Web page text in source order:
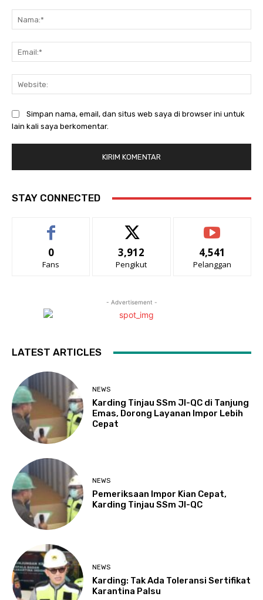
Simpan nama, email, dan situs web saya di browser ini untuk
lain kali saya berkomentar.
STAY CONNECTED
0
Fans
3,912
Pengikut
4,541
Pelanggan
- Advertisement -
LATEST ARTICLES
NEWS
Karding Tinjau SSm JI-QC di Tanjung
Emas, Dorong Layanan Impor Lebih
Cepat
NEWS
Pemeriksaan Impor Kian Cepat,
Karding Tinjau SSm JI-QC
NEWS
Karding: Tak Ada Toleransi Sertifikat
Karantina Palsu